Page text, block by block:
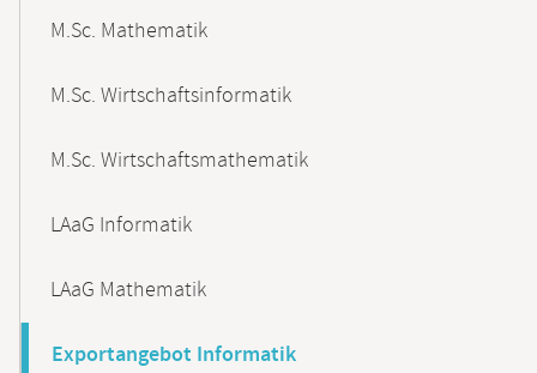
M.Sc. Mathematik
M.Sc. Wirtschaftsinformatik
M.Sc. Wirtschaftsmathematik
LAaG Informatik
LAaG Mathematik
Exportangebot Informatik